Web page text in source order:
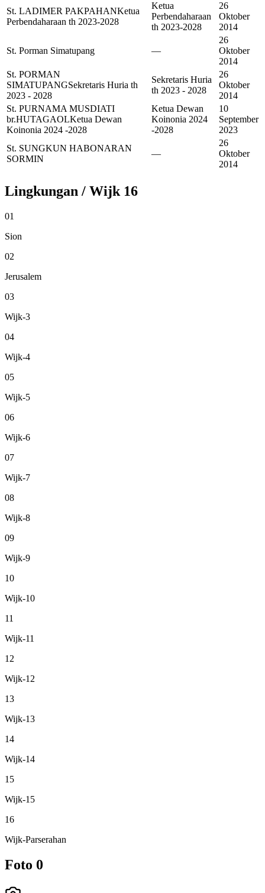
St. LADIMER PAKPAHANKetua
Perbendaharaan th 2023-2028
Ketua
Perbendaharaan
th 2023-2028
26
Oktober
2014
St. Porman Simatupang —
26
Oktober
2014
St. PORMAN
SIMATUPANGSekretaris Huria th
2023 - 2028
Sekretaris Huria
th 2023 - 2028
26
Oktober
2014
St. PURNAMA MUSDIATI
br.HUTAGAOLKetua Dewan
Koinonia 2024 -2028
Ketua Dewan
Koinonia 2024
-2028
10
September
2023
St. SUNGKUN HABONARAN
SORMIN
—
26
Oktober
2014
Lingkungan / Wijk 16
01
Sion
02
Jerusalem
03
Wijk-3
04
Wijk-4
05
Wijk-5
06
Wijk-6
07
Wijk-7
08
Wijk-8
09
Wijk-9
10
Wijk-10
11
Wijk-11
12
Wijk-12
13
Wijk-13
14
Wijk-14
15
Wijk-15
16
Wijk-Parserahan
Foto 0